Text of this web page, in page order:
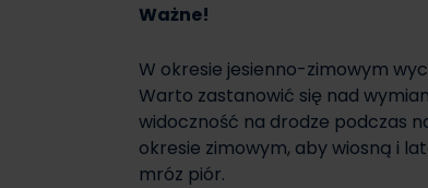
Ważne!
W okresie jesienno-zimowym
Warto zastanowić się nad
widoczność na drodze podczas
okresie zimowym, aby wiosną i
mróz piór.